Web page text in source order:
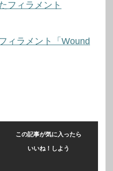
フィラメント
ィラメント「Wound
この記事が気に入ったら
いいね！しよう